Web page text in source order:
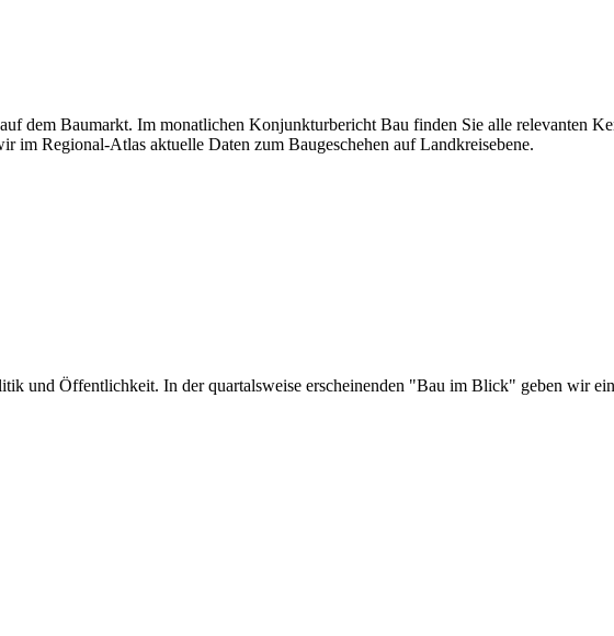
dem Baumarkt. Im monatlichen Konjunkturbericht Bau finden Sie alle relevanten
im Regional-Atlas aktuelle Daten zum Baugeschehen auf Landkreisebene.
und Öffentlichkeit. In der quartalsweise erscheinenden "Bau im Blick" geben wir